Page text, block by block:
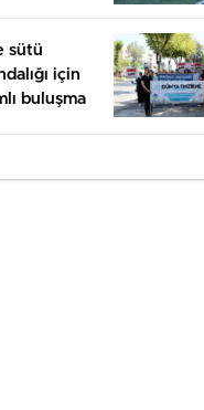
sütü
için
buluşma